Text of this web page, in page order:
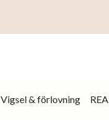
Vigsel & förlovning REA